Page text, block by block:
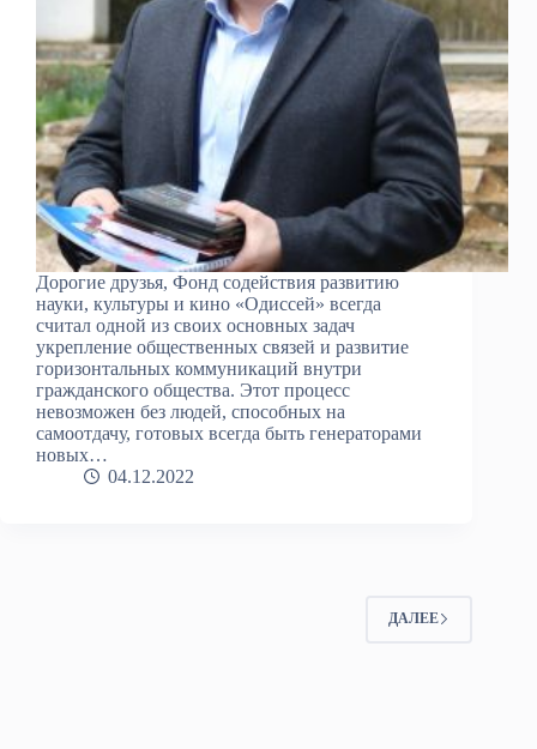
Дорогие друзья, Фонд содействия развитию
науки, культуры и кино «Одиссей» всегда
считал одной из своих основных задач
укрепление общественных связей и развитие
горизонтальных коммуникаций внутри
гражданского общества. Этот процесс
невозможен без людей, способных на
самоотдачу, готовых всегда быть генераторами
новых…
04.12.2022
ДАЛЕЕ